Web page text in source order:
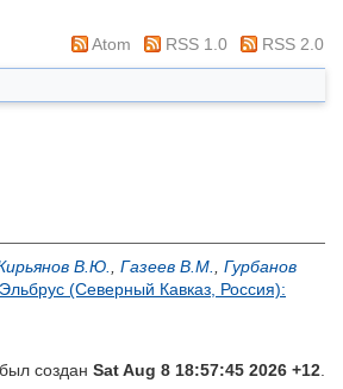
Atom RSS 1.0 RSS 2.0
В.Ю. Газеев В.М.
Гурбанов
(Северный Кавказ, Россия):
создан Sat Aug 8 18:57:45 2026 +12